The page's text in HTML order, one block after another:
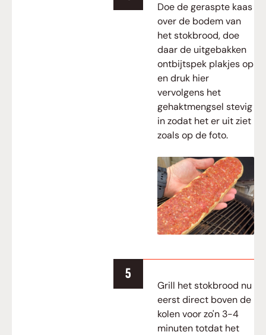
Doe de geraspte kaas
over de bodem van
het stokbrood, doe
daar de uitgebakken
ontbijtspek plakjes op
en druk hier
vervolgens het
gehaktmengsel stevig
in zodat het er uit ziet
zoals op de foto.
Grill het stokbrood nu
eerst direct boven de
kolen voor zo'n 3-4
minuten totdat het